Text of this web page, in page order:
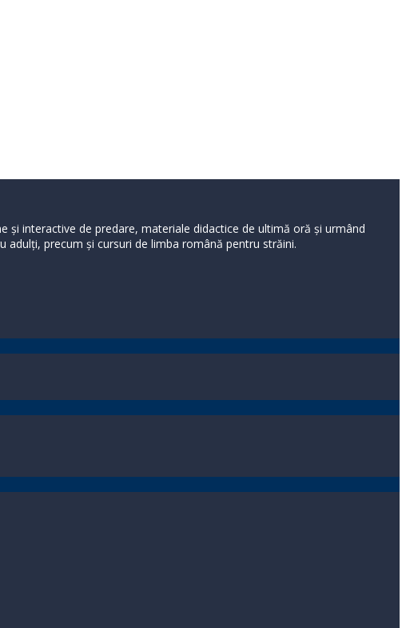
interactive de predare, materiale didactice de ultimă oră și urmând
adulți, precum și cursuri de limba română pentru străini.